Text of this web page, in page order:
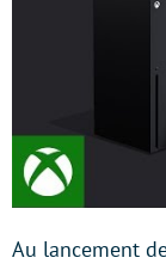
Au lancement